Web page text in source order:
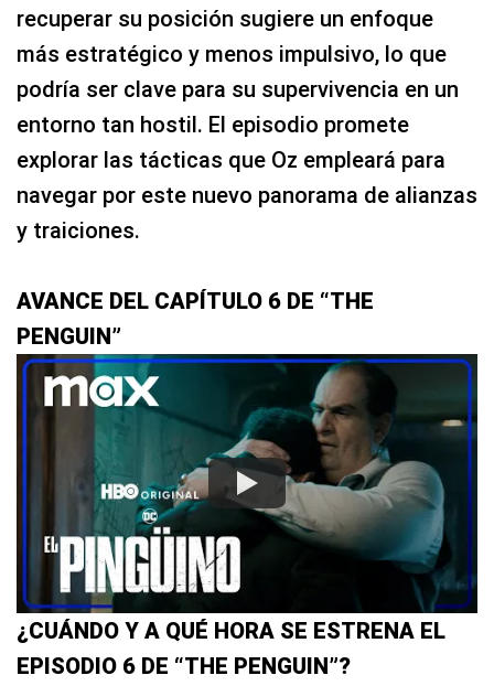
recuperar su posición sugiere un enfoque
más estratégico y menos impulsivo, lo que
podría ser clave para su supervivencia en un
entorno tan hostil. El episodio promete
explorar las tácticas que Oz empleará para
navegar por este nuevo panorama de alianzas
y traiciones.
AVANCE DEL CAPÍTULO 6 DE “THE
PENGUIN”
¿CUÁNDO Y A QUÉ HORA SE ESTRENA EL
EPISODIO 6 DE “THE PENGUIN”?